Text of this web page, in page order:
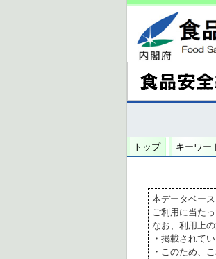
トップ キーワー
本データベー
ご利用に当た
なお、利用上
・掲載されて
・このため、